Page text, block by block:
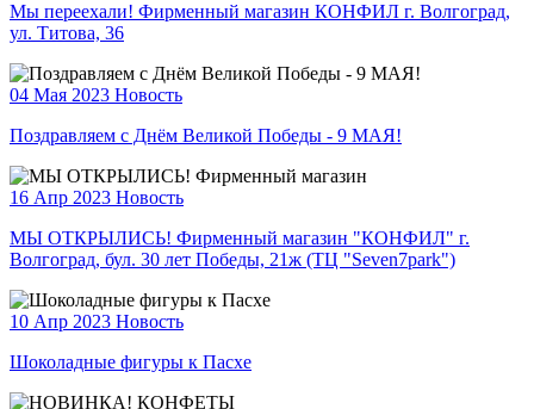
Мы переехали! Фирменный магазин КОНФИЛ г. Волгоград,
ул. Титова, 36
04 Мая 2023 Новость
Поздравляем с Днём Великой Победы - 9 МАЯ!
16 Апр 2023 Новость
МЫ ОТКРЫЛИСЬ! Фирменный магазин "КОНФИЛ" г.
Волгоград, бул. 30 лет Победы, 21ж (ТЦ "Seven7park")
10 Апр 2023 Новость
Шоколадные фигуры к Пасхе